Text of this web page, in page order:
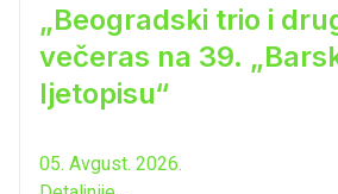
„Beogradski trio i
večeras na 39.
ljetopisu“
05. Avgust. 2026.